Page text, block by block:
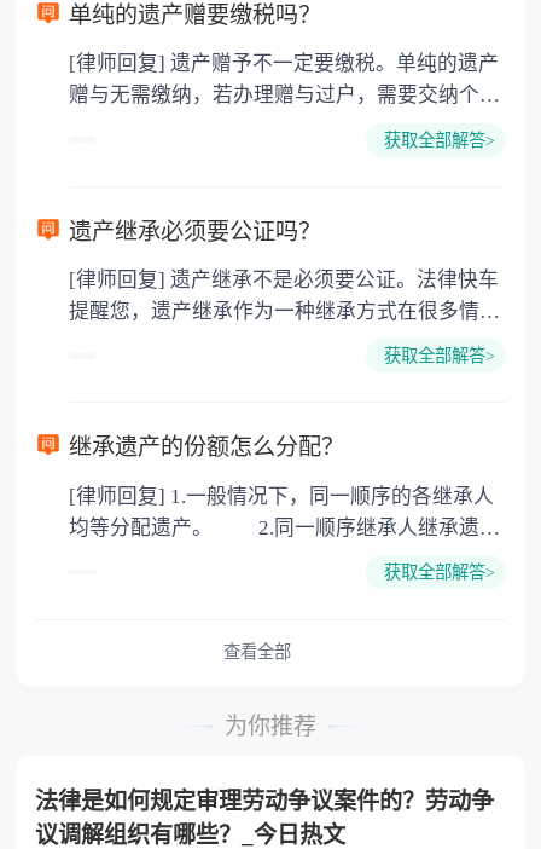
单纯的遗产赠要缴税吗？
[律师回复] 遗产赠予不一定要缴税。单纯的遗产
赠与无需缴纳，若办理赠与过户，需要交纳个人
所得税、契税和公证费。赠与过户是没有增值税
要缴纳公证费，具体如下： 1. 公证费：按房
3. 印花税：按房屋评估价的0.05%缴纳 4. 土
地增值税：按房价1%缴纳 5. 房屋产权登记费：
获取全部解答>
遗产继承必须要公证吗？
[律师回复] 遗产继承不是必须要公证。法律快车
提醒您，遗产继承作为一种继承方式在很多情况
下都是不需要公证的，当然，如果需要公正的也
以防对财产继承发生纠纷，可以对遗产继承进行
公证。
获取全部解答>
继承遗产的份额怎么分配？
[律师回复] 1.一般情况下，同一顺序的各继承人
均等分配遗产。 2.同一顺序继承人继承遗产
或者与被继承人共同生活的继承人，分配遗产
的继承人，不尽扶养义务的，分配遗产时，应当
获取全部解答>
查看全部
为你推荐
法律是如何规定审理劳动争议案件的？劳动争
议调解组织有哪些？_今日热文